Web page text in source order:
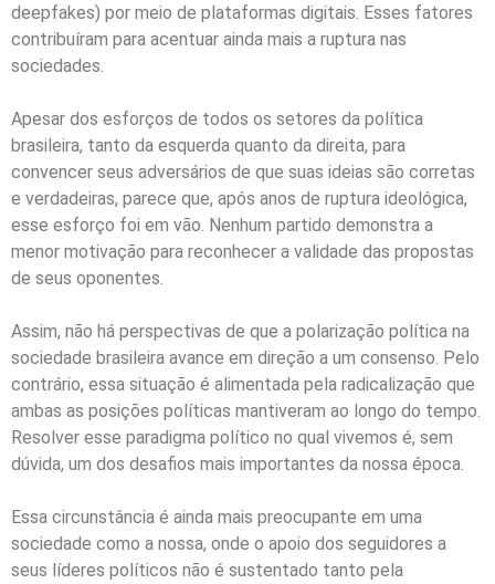
deepfakes) por meio de plataformas digitais. Esses fatores
contribuíram para acentuar ainda mais a ruptura nas
sociedades.
Apesar dos esforços de todos os setores da política
brasileira, tanto da esquerda quanto da direita, para
convencer seus adversários de que suas ideias são corretas
e verdadeiras, parece que, após anos de ruptura ideológica,
esse esforço foi em vão. Nenhum partido demonstra a
menor motivação para reconhecer a validade das propostas
de seus oponentes.
Assim, não há perspectivas de que a polarização política na
sociedade brasileira avance em direção a um consenso. Pelo
contrário, essa situação é alimentada pela radicalização que
ambas as posições políticas mantiveram ao longo do tempo.
Resolver esse paradigma político no qual vivemos é, sem
dúvida, um dos desafios mais importantes da nossa época.
Essa circunstância é ainda mais preocupante em uma
sociedade como a nossa, onde o apoio dos seguidores a
seus líderes políticos não é sustentado tanto pela